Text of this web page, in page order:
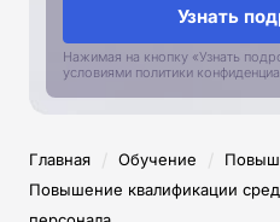
Узнать
Нажимая на кнопку «Узнать
условиями политики
Главная / Обучение /
Повышение квалификации